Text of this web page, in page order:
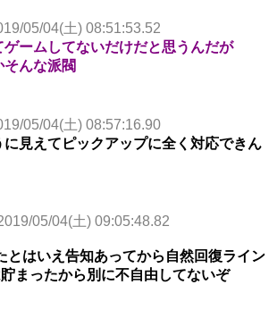
05/04(土) 08:51:53.52
ゲームしてないだけだと思うんだが
んな派閥
05/04(土) 08:57:16.90
に見えてピックアップに全く対応できん
05/04(土) 09:05:48.82
とはいえ告知あってから自然回復ライン
まったから別に不自由してないぞ